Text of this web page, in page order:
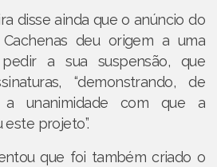
disse ainda que o anúncio do
deu origem a uma
pedir a sua suspensão, que
“demonstrando, de
a unanimidade com que a
projeto”.
que foi também criado o